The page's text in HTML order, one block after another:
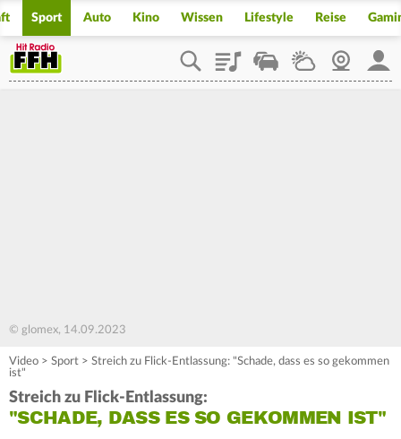
Sport Auto Kino Wissen Lifestyle Reise
PlaylistStaupilotWetterWebcam
© glomex, 14.09.2023
Video > Sport > Streich zu Flick-Entlassung: "Schade, dass es so gekommen
ist"
Streich zu Flick-Entlassung:
"SCHADE, DASS ES SO GEKOMMEN IST"